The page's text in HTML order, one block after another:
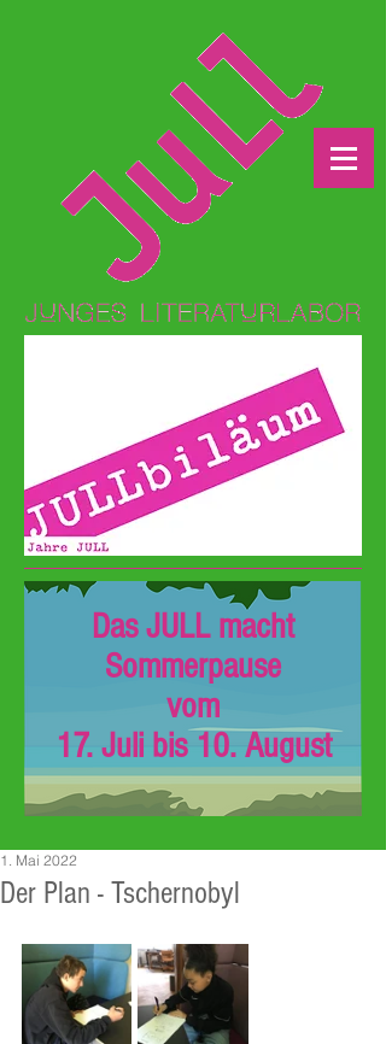
Das JULL macht
Sommerpause
vom
17. Juli bis 10. August
Der Plan - Tschernobyl
1. Mai 2022